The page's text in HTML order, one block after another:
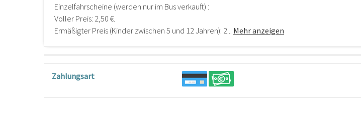
Einzelfahrscheine (werden nur im Bus verkauft) :
Voller Preis: 2,50 €.
Ermäßigter Preis (Kinder zwischen 5 und 12 Jahren): 2... Mehr anzeigen
Zahlungsart